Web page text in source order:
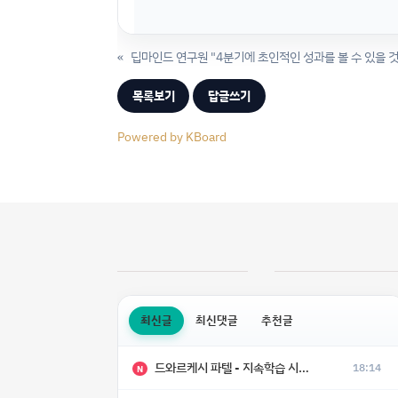
« 딥마인드 연구원 "4분기에 초인적인 성과를 볼 수 있을
목록보기 답글쓰기
Powered by KBoard
최신글 최신댓글 추천글
N 드와르케시 파텔 - 지속학습 시대에 대한 8가지 예측 18:14